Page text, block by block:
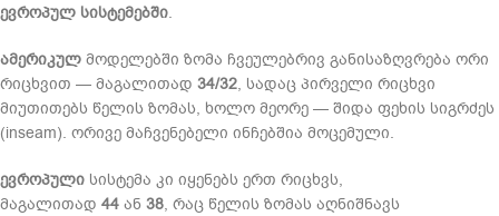
ევროპულ სისტემებში.
ამერიკულ მოდელებში ზომა ჩვეულებრივ განისაზღვრება ორი
რიცხვით — მაგალითად 34/32, სადაც პირველი რიცხვი
მიუთითებს წელის ზომას, ხოლო მეორე — შიდა ფეხის სიგრძეს
(inseam). ორივე მაჩვენებელი ინჩებშია მოცემული.
ევროპული სისტემა კი იყენებს ერთ რიცხვს,
მაგალითად 44 ან 38, რაც წელის ზომას აღნიშნავს